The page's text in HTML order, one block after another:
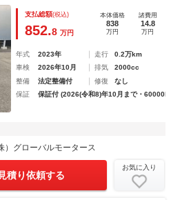
・４ＷＤ・走行モード切り替え
フ標準装備・後部座席シートヒ
支払総額(税込)
852.8 万円
本体価格
838
万円
諸費用
14.8
万円
年式 2023年 走行
0.2万km
車検
2026年10月 排気
2000cc
整備
法定整備付 修復
なし
保証
保証付 (2026(令和8)年10月まで・
グローバルモータース
積り依頼する
お気に入り